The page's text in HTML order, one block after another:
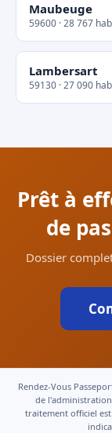
Maubeuge
59600 · 28 767
Lambersart
59130 · 27 090
Prêt à
de
Dossier
Rendez-Vous
de l'administration
traitement officiel